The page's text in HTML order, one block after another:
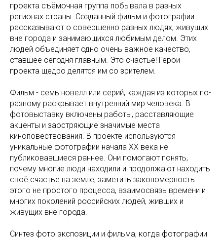
проекта съёмочная группа побывала в разных
регионах страны. Созданный фильм и фотографии
рассказывают о совершенно разных людях, живущих
вне города и занимающихся любимым делом. Этих
людей объединяет одно очень важное качество,
ставшее сегодня главным. Это счастье! Герои
проекта щедро делятся им со зрителем.
Фильм - семь новелл или серий, каждая из которых по-
разному раскрывает внутренний мир человека. В
фотовыставку включены работы, расставляющие
акценты и заостряющие значимые места
киноповествования. В проекте используются
уникальные фотографии начала ХХ века не
публиковавшиеся раннее. Они помогают понять,
почему многие люди находили и продолжают находить
своё счастье на земле, заметить закономерность
этого не простого процесса, взаимосвязь времени и
многих поколений российских людей, живших и
живущих вне города.
Синтез фото экспозиции и фильма, когда фотографии